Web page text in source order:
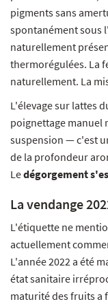
pigments sans
spontanément sous
naturellement
thermorégulées. La
naturellement. La
L'élevage sur lattes
poignettage manuel
suspension — c'est
de la profondeur
Ledégorgement
La vendange
L'étiquette ne
actuellement
L'année 2022 a été
état sanitaire
maturité des fruits a